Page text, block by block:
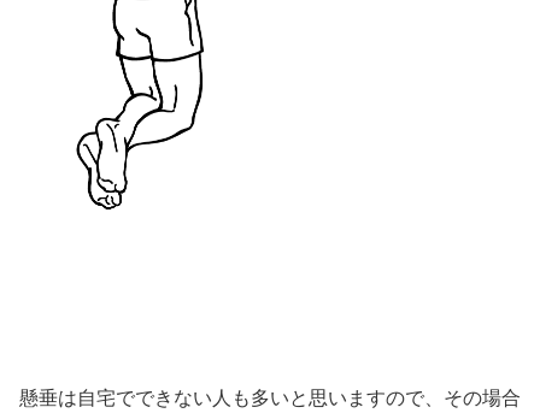
懸垂は自宅でできない人も多いと思いますので、その場合